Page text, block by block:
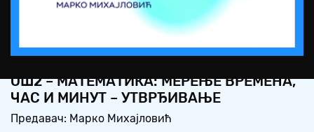
Video
OШ2 – МАТЕМАТИКА: МЕРЕЊЕ ВРЕМЕНА,
ЧАС И МИНУТ – УТВРЂИВАЊЕ
Предавач: Марко Михајловић